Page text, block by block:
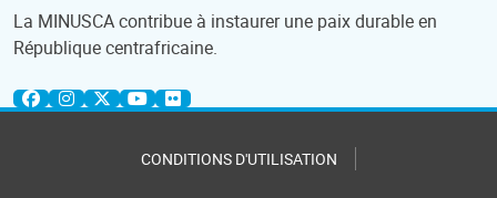
La MINUSCA contribue à instaurer une paix durable en
République centrafricaine.
CONDITIONS D'UTILISATION